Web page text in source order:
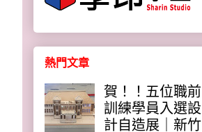
熱門文章
賀！！五位職前
訓練學員入選設
計自造展｜新竹